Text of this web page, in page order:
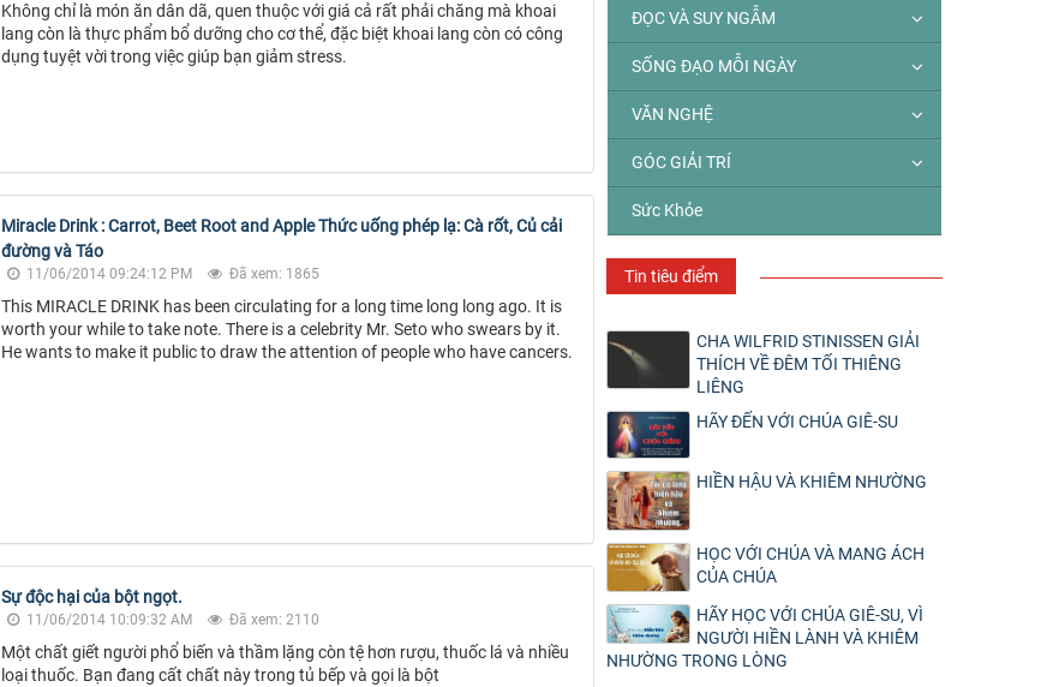
Không chỉ là món ăn dân dã, quen thuộc với giá cả rất phải chăng mà khoai
lang còn là thực phẩm bổ dưỡng cho cơ thể, đặc biệt khoai lang còn có công
dụng tuyệt vời trong việc giúp bạn giảm stress.
Miracle Drink : Carrot, Beet Root and Apple Thức uống phép lạ: Cà rốt, Củ cải
đường và Táo
11/06/2014 09:24:12 PM Đã xem: 1865
This MIRACLE DRINK has been circulating for a long time long long ago. It is
worth your while to take note. There is a celebrity Mr. Seto who swears by it.
He wants to make it public to draw the attention of people who have cancers.
Sự độc hại của bột ngọt.
11/06/2014 10:09:32 AM Đã xem: 2110
Một chất giết người phổ biến và thầm lặng còn tệ hơn rượu, thuốc lá và nhiều
loại thuốc. Bạn đang cất chất này trong tủ bếp và gọi là bột
ĐỌC VÀ SUY NGẪM
SỐNG ĐẠO MỖI NGÀY
VĂN NGHỆ
GÓC GIẢI TRÍ
Sức Khỏe
Tin tiêu điểm
CHA WILFRID STINISSEN GIẢI
THÍCH VỀ ĐÊM TỐI THIÊNG
LIÊNG
HÃY ĐẾN VỚI CHÚA GIÊ-SU
HIỀN HẬU VÀ KHIÊM NHƯỜNG
HỌC VỚI CHÚA VÀ MANG ÁCH
CỦA CHÚA
HÃY HỌC VỚI CHÚA GIÊ-SU, VÌ
NGƯỜI HIỀN LÀNH VÀ KHIÊM
NHƯỜNG TRONG LÒNG